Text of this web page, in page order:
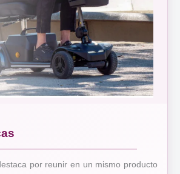
por reunir en un mismo producto